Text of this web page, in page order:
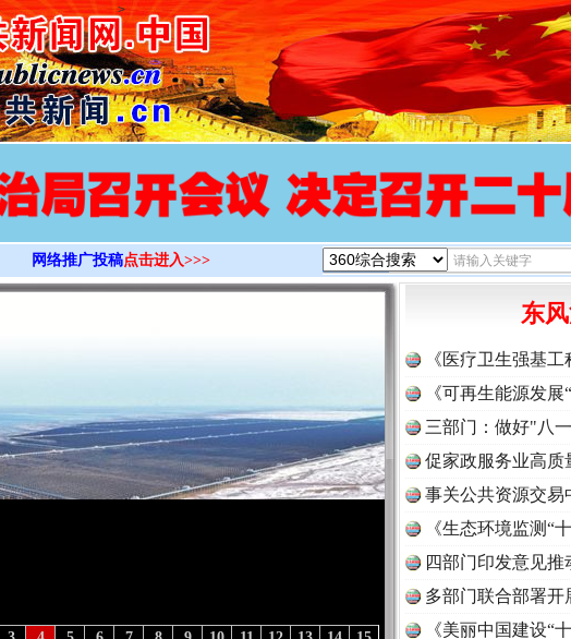
>
网络推广投稿点击进入>>>
东
《医疗卫生强基
《可再生能源发
三部门：做好"八
促家政服务业高质
事关公共资源交易
《生态环境监测“
读
四部门印发意见
多部门联合部署开
《美丽中国建设“